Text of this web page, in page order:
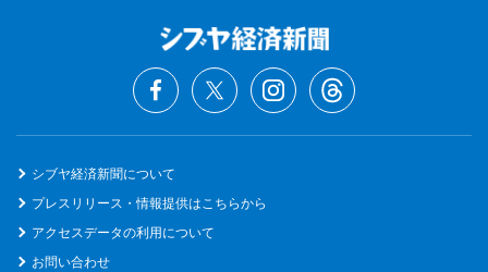
シブヤ経済新聞について
プレスリリース・情報提供はこちらから
アクセスデータの利用について
お問い合わせ